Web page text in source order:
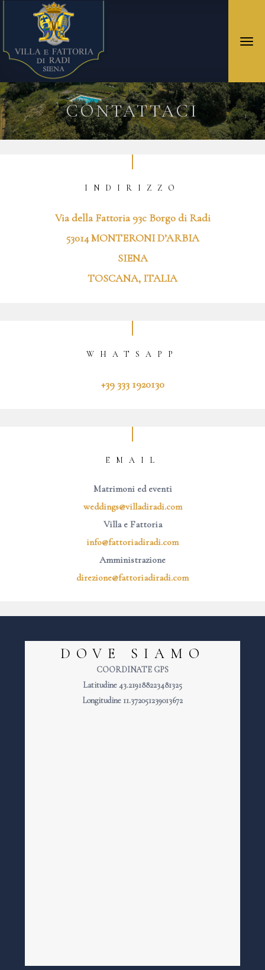
CONTATTACI
INDIRIZZO
Via della Fattoria 93c Borgo di Radi
53014 MONTERONI D’ARBIA
SIENA
TOSCANA, ITALIA
WHATSAPP
+39 333 1920130
EMAIL
Matrimoni ed eventi
weddings@villadiradi.com
Villa e Fattoria
info@fattoriadiradi.com
Amministrazione
direzione@fattoriadiradi.com
DOVE SIAMO
COORDINATE GPS
Latitudine 43.219188223481325
Longitudine 11.372051239013672